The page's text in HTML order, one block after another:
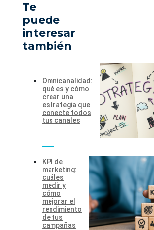
Te
puede
interesar
también
Omnicanalidad:
qué es y cómo
crear una
estrategia que
conecte todos
tus canales
KPI de
marketing:
cuáles
medir y
cómo
mejorar el
rendimiento
de tus
campañas